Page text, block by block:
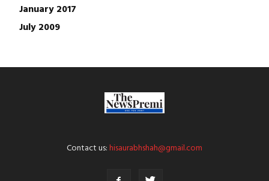
January 2017
July 2009
Contact us:hisaurabhshah@gmail.com